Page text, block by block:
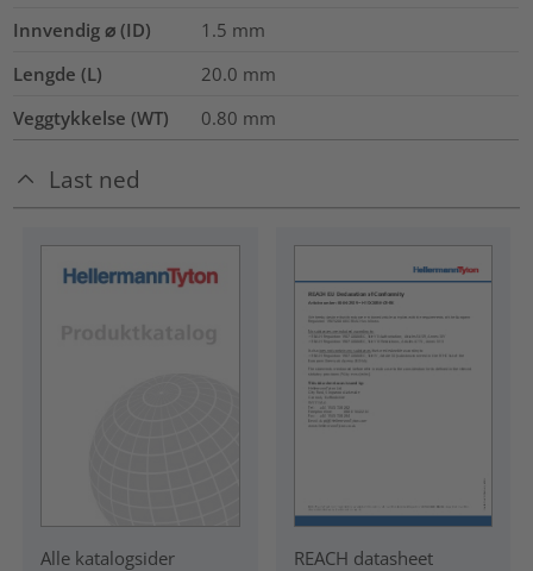
Innvendig ⌀ (ID) 1.5 mm
Lengde (L)
20.0 mm
Veggtykkelse (WT)
0.80 mm
Last ned
Alle katalogsider REACH datasheet